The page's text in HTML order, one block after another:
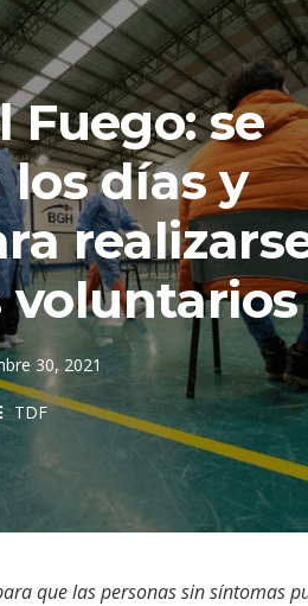
Fuego: se
días y
voluntarios
30, 2021
TDF
que las personas sin síntomas